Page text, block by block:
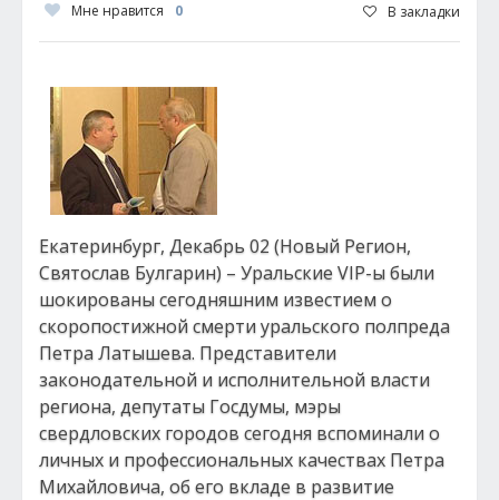
Мне нравится 0 В закладки
Екатеринбург, Декабрь 02 (Новый Регион,
Святослав Булгарин) – Уральские VIP-ы были
шокированы сегодняшним известием о
скоропостижной смерти уральского полпреда
Петра Латышева. Представители
законодательной и исполнительной власти
региона, депутаты Госдумы, мэры
свердловских городов сегодня вспоминали о
личных и профессиональных качествах Петра
Михайловича, об его вкладе в развитие